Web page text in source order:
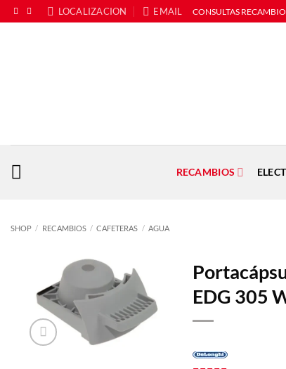
Saltar
al
LOCALIZACION EMAIL CONSULTAS
RECAMBIOS
SHOP / RECAMBIOS / CAFETERAS / AGUA
EDG 305